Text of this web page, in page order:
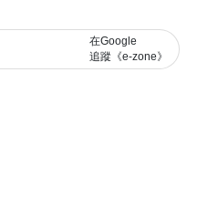
在Google
追蹤《e-zone》